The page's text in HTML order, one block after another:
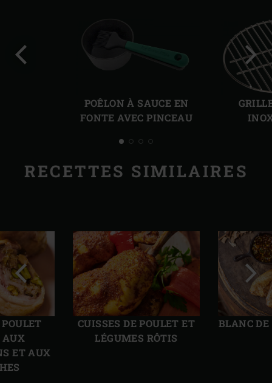
POÊLON À SAUCE EN
FONTE AVEC PINCEAU
RECETTES SIMILAIRES
AUX
ET AUX
CUISSES DE POULET ET
LÉGUMES RÔTIS
BLANC
Diapo
précédente